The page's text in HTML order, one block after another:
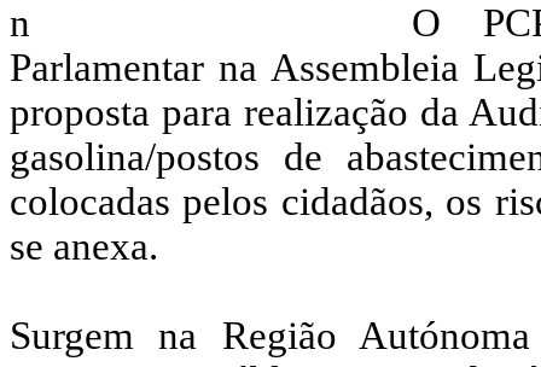
O
Parlamentar na Assembleia
proposta para realização da
gasolina/postos de
colocadas pelos cidadãos, os
se anexa.
Surgem na Região